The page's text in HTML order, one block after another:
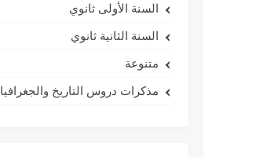
السنة الأولى ثانوي
السنة الثانية ثانوي
متنوعة
مذكرات دروس التاريخ والجغرافيا